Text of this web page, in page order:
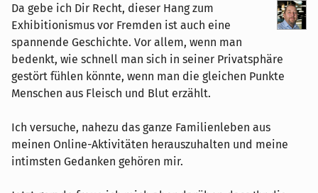
Da gebe ich Dir Recht, dieser Hang zum
Exhibitionismus vor Fremden ist auch eine
spannende Geschichte. Vor allem, wenn man
bedenkt, wie schnell man sich in seiner Privatsphäre
gestört fühlen könnte, wenn man die gleichen Punkte
Menschen aus Fleisch und Blut erzählt.
Ich versuche, nahezu das ganze Familienleben aus
meinen Online-Aktivitäten herauszuhalten und meine
intimsten Gedanken gehören mir.